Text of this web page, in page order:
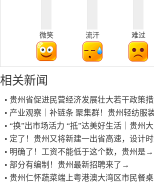
微笑 流汗 难过
相关新闻
• 贵州省促进民营经济发展壮大若干政策
• 产业观察｜补链条 聚集群！贵州轻纺服
• “换”出市场活力 “抵”达美好生活｜贵州
• 定了！贵州又将新建一出省高速，设计
• 明确了！工资不能低于这个数，贵州是→
• 部分有编制！贵州最新招聘来了→
• 贵州仁怀蔬菜端上粤港澳大湾区市民餐桌